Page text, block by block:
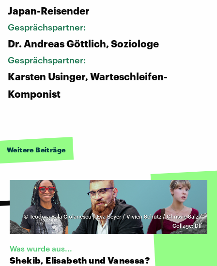
Japan-Reisender
Gesprächspartner:
Dr. Andreas Göttlich, Soziologe
Gesprächspartner:
Karsten Usinger, Warteschleifen-
Komponist
Weitere Beiträge
© Teodora Bala Ciolanescu / Eva Beyer / Vivien Schütz / Chrissie Salz /
Collage: Dlf
Was wurde aus...
Shekib, Elisabeth und Vanessa?